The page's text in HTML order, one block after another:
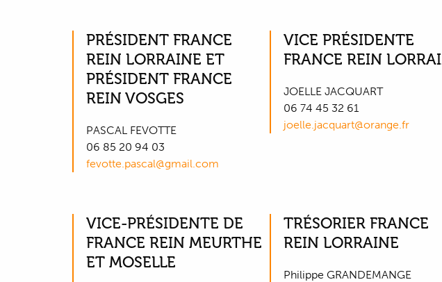
PRÉSIDENT FRANCE
REIN LORRAINE ET
PRÉSIDENT FRANCE
REIN VOSGES
PASCAL FEVOTTE
06 85 20 94 03
fevotte.pascal@gmail.com
VICE PRÉSIDENTE
FRANCE REIN
JOELLE JACQUART
06 74 45 32 61
joelle.jacquart@orange.fr
VICE-PRÉSIDENTE DE
FRANCE REIN MEURTHE
ET MOSELLE
TRÉSORIER FRANCE
REIN LORRAINE
Philippe GRANDEMANGE